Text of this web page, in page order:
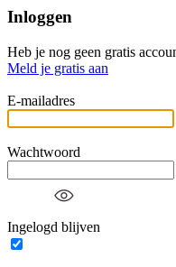
Inloggen
Heb je nog geen gratis
Meld je gratis aan
E-mailadres
Wachtwoord
Ingelogd blijven